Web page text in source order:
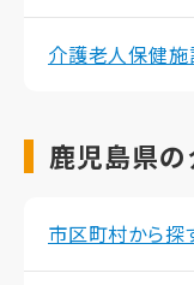
介護老人保健施
鹿児島県の
市区町村から探